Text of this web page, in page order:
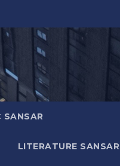
SANSAR
LITERATURE SANSAR